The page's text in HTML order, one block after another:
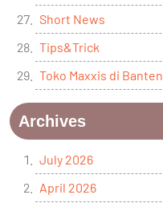
Short News
Tips&Trick
Toko Maxxis di Banten
Archives
July 2026
April 2026